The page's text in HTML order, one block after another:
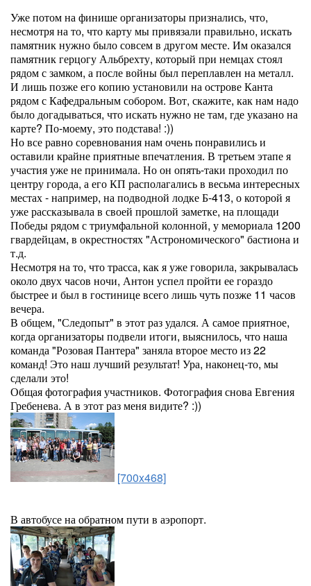
Уже потом на финише организаторы признались, что,
несмотря на то, что карту мы привязали правильно, искать
памятник нужно было совсем в другом месте. Им оказался
памятник герцогу Альбрехту, который при немцах стоял
рядом с замком, а после войны был переплавлен на металл.
И лишь позже его копию установили на острове Канта
рядом с Кафедральным собором. Вот, скажите, как нам надо
было догадываться, что искать нужно не там, где указано на
карте? По-моему, это подстава! :))
Но все равно соревнования нам очень понравились и
оставили крайне приятные впечатления. В третьем этапе я
участия уже не принимала. Но он опять-таки проходил по
центру города, а его КП располагались в весьма интересных
местах - например, на подводной лодке Б-413, о которой я
уже рассказывала в своей прошлой заметке, на площади
Победы рядом с триумфальной колонной, у мемориала 1200
гвардейцам, в окрестностях "Астрономического" бастиона и
т.д.
Несмотря на то, что трасса, как я уже говорила, закрывалась
около двух часов ночи, Антон успел пройти ее гораздо
быстрее и был в гостинице всего лишь чуть позже 11 часов
вечера.
В общем, "Следопыт" в этот раз удался. А самое приятное,
когда организаторы подвели итоги, выяснилось, что наша
команда "Розовая Пантера" заняла второе место из 22
команд! Это наш лучший результат! Ура, наконец-то, мы
сделали это!
Общая фотография участников. Фотография снова Евгения
Гребенева. А в этот раз меня видите? :))
[700x468]
В автобусе на обратном пути в аэропорт.